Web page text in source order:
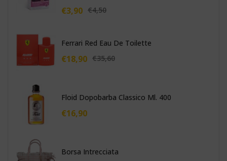
€4,50
€3,90
Ferrari Red Eau De Toilette
€35,60
€18,90
Floid Dopobarba Classico Ml. 400
€16,90
Borsa Intrecciata